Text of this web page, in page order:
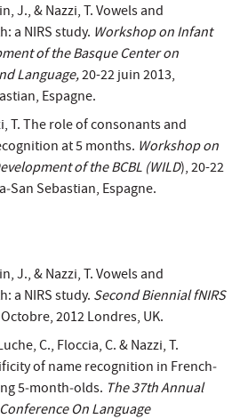
J., & Nazzi, T. Vowels and
a NIRS study. Workshop on Infant
of the Basque Center on
Language,20-22 juin 2013,
Espagne.
T. The role of consonants and
at 5 months. Workshop on
of the BCBL (WILD), 20-22
Sebastian, Espagne.
J., & Nazzi, T. Vowels and
a NIRS study. Second Biennial fNIRS
2012 Londres, UK.
C., Floccia, C. & Nazzi, T.
of name recognition in French‐
5‐month‐olds. The 37th Annual
On Language